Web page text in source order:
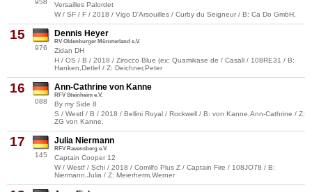
Versailles Palordet
W / SF / F / 2018 / Vigo D'Arsouilles / Curby du Seigneur / B: Ca Do GmbH,
15
976
Dennis Heyer
RV Oldenburger Münsterland e.V.
Zidan DH
H / OS / B / 2018 / Zirocco Blue (ex: Quamikase de / Casall / 108RE31 / B:
Hanken,Detlef / Z: Deichner,Peter
16
088
Ann-Cathrine von Kanne
RFV Steinheim e.V.
By my Side 8
S / Westf / B / 2018 / Bellini Royal / Rockwell / B: von Kanne,Ann-Cathrine / Z:
ZG von Kanne,
17
145
Julia Niermann
RFV Ravensberg e.V.
Captain Cooper 12
W / Westf / Schi / 2018 / Comilfo Plus Z / Captain Fire / 108JO78 / B:
Niermann,Julia / Z: Meierherm,Werner